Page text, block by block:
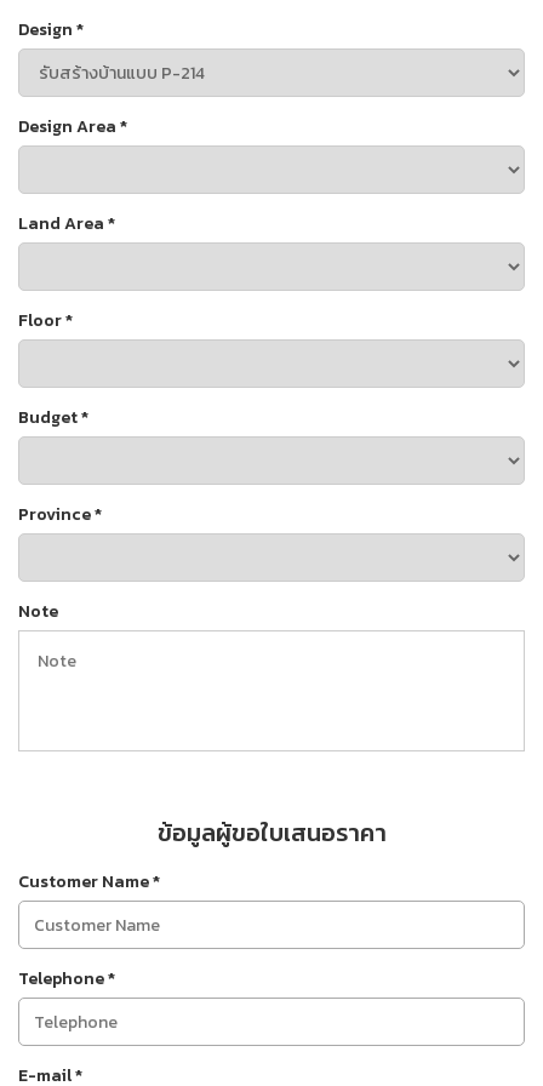
Design*
Design Area*
Land Area*
Floor*
Budget*
Province*
Note
ข้อมูลผู้ขอใบเสนอราคา
Customer Name*
Telephone*
E-mail*